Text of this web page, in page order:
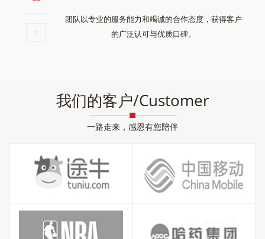
团队以专业的服务能力和竭诚的合作态度，获得客户
的广泛认可与优质口碑。
我们的客户/Customer
一路走来，感恩有您陪伴